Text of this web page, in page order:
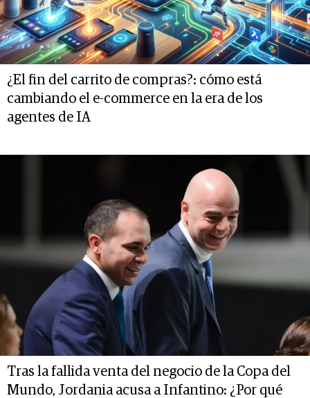
¿El fin del carrito de compras?: cómo está
cambiando el e-commerce en la era de los
agentes de IA
Tras la fallida venta del negocio de la Copa del
Mundo, Jordania acusa a Infantino: ¿Por qué